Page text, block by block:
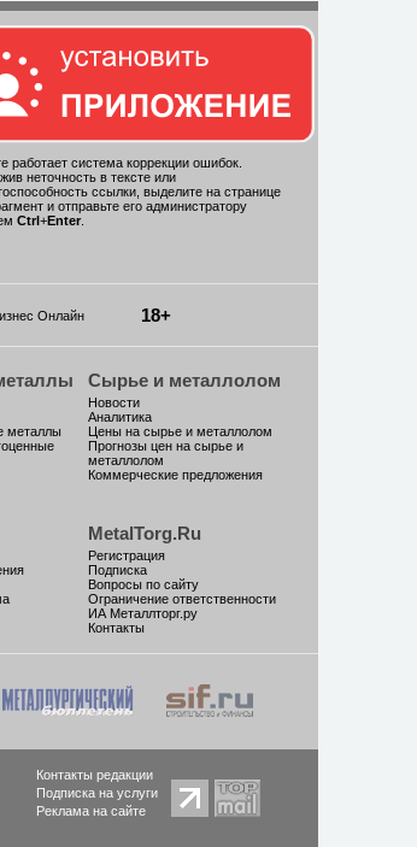
работает система коррекции ошибок.
неточность в тексте или
ссылки, выделите на странице
и отправьте его администратору
Ctrl +Enter.
Онлайн 18+
металлы
Сырье и металлолом
Новости
Аналитика
Цены на сырье и металлолом
Прогнозы цен на сырье и
металлолом
Коммерческие предложения
MetalTorg.Ru
Регистрация
Подписка
Вопросы по сайту
Ограничение ответственности
ИА Металлторг.ру
Контакты
Контакты редакции
Подписка на услуги
Реклама на сайте